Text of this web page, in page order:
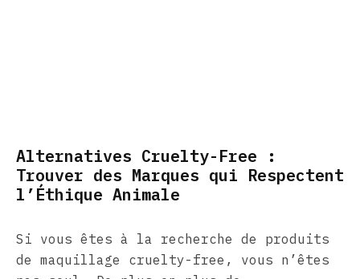
Alternatives Cruelty-Free :
Trouver des Marques qui Respectent
l’Éthique Animale
Si vous êtes à la recherche de produits
de maquillage cruelty-free, vous n’êtes